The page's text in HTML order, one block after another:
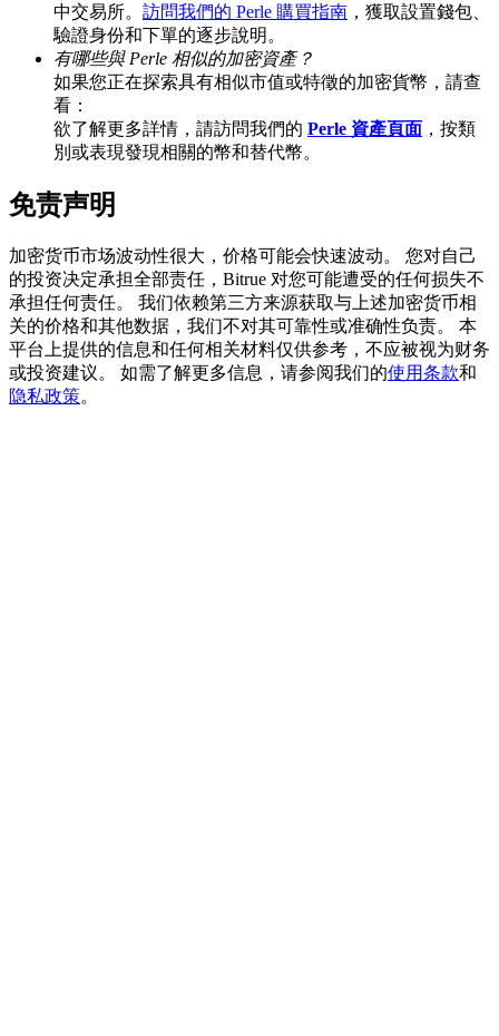
瓜分 500000 CASHCAT 獎池
BitMart 用戶遷移專享
註冊&交易贏 500,000 USDT
中交易所。 訪問我們的 Perle 購買指南 ，獲取設置錢包、
驗證身份和下單的逐步說明。
有哪些與 Perle 相似的加密資產？
如果您正在探索具有相似市值或特徵的加密貨幣，請查
看：
欲了解更多詳情，請訪問我們的 Perle 資產頁面 ，按類
別或表現發現相關的幣和替代幣。
免责声明
加密货币市场波动性很大，价格可能会快速波动。 您对自己
的投资决定承担全部责任，Bitrue 对您可能遭受的任何损失不
承担任何责任。 我们依赖第三方来源获取与上述加密货币相
关的价格和其他数据，我们不对其可靠性或准确性负责。 本
平台上提供的信息和任何相关材料仅供参考，不应被视为财务
或投资建议。 如需了解更多信息，请参阅我们的使用条款和
隐私政策。